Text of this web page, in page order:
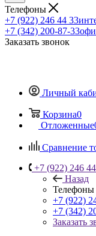
Телефоны
+7 (922) 246 44 33
+7 (342) 200-87-33
Заказать звонок
Личный
Корзина0
Отложенные
Сравнение
+7 (922) 246
Назад
Телефоны
+7 (922)
+7 (342)
Заказать